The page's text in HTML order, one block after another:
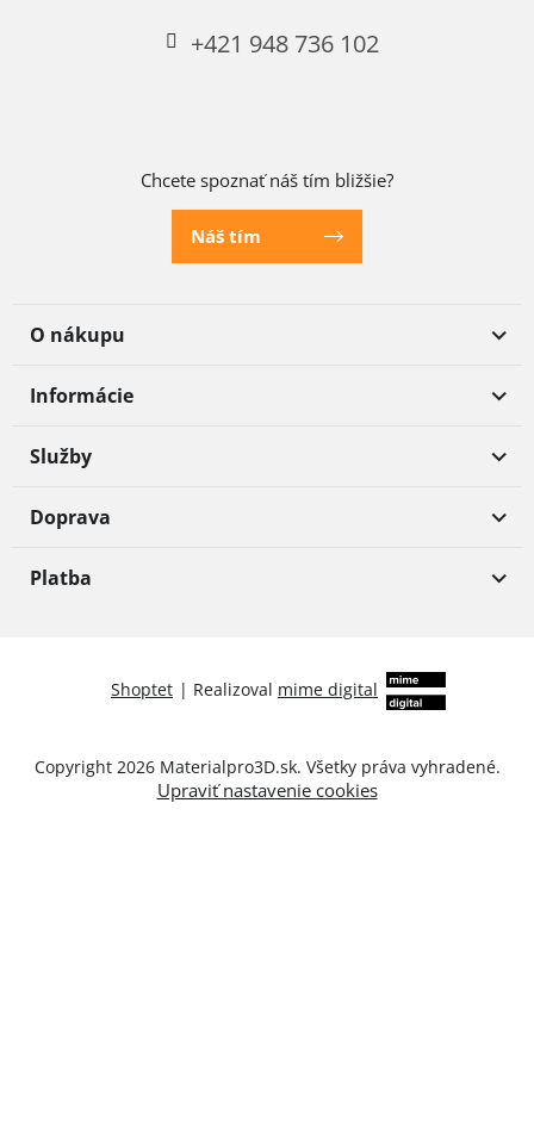
+421 948 736 102
Chcete spoznať náš tím bližšie?
Náš tím
O nákupu
Informácie
Služby
Doprava
Platba
Shoptet | Realizoval mime digital
Copyright 2026 Materialpro3D.sk. Všetky práva vyhradené.
Upraviť nastavenie cookies